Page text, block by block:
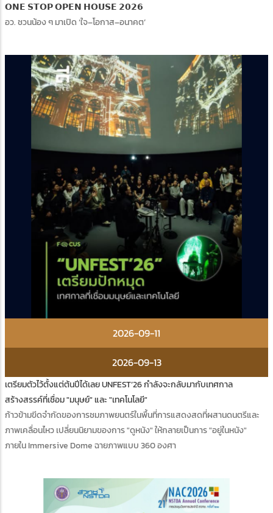
𝗢𝗡𝗘 𝗦𝗧𝗢𝗣 𝗢𝗣𝗘𝗡 𝗛𝗢𝗨𝗦𝗘 𝟮𝟬𝟮𝟲
อว. ชวนน้อง ๆ มาเปิด ‘ใจ–โอกาส–อนาคต’
2026-09-11
2026-09-13
เตรียมตัวไว้ตั้งแต่ต้นปีได้เลย UNFEST’26 กำลังจะกลับมากับเทศกาล
สร้างสรรค์ที่เชื่อม "มนุษย์" และ "เทคโนโลยี"
ก้าวข้ามขีดจำกัดของการชมภาพยนตร์ในพื้นที่การแสดงสดที่ผสานดนตรีและ
ภาพเคลื่อนไหว เปลี่ยนนิยามของการ "ดูหนัง" ให้กลายเป็นการ "อยู่ในหนัง"
ภายใน Immersive Dome ฉายภาพแบบ 360 องศา